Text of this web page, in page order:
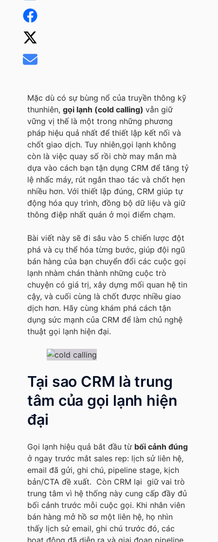
Mặc dù có sự bùng nổ của truyền thông kỹ
thunhiên, gọi lạnh (cold calling) vẫn giữ
vững vị thế là một trong những phương
pháp hiệu quả nhất để thiết lập kết nối và
chốt giao dịch. Tuy nhiên,gọi lạnh không
còn là việc quay số rồi chờ may mắn mà
dựa vào cách bạn tận dụng CRM để tăng tỷ
lệ nhấc máy, rút ngắn thao tác và chốt hẹn
nhiều hơn. Với thiết lập đúng, CRM giúp tự
động hóa quy trình, đồng bộ dữ liệu và giữ
thông điệp nhất quán ở mọi điểm chạm.
Bài viết này sẽ đi sâu vào 5 chiến lược đột
phá và cụ thể hóa từng bước, giúp đội ngũ
bán hàng của bạn chuyển đổi các cuộc gọi
lạnh nhàm chán thành những cuộc trò
chuyện có giá trị, xây dựng mối quan hệ tin
cậy, và cuối cùng là chốt được nhiều giao
dịch hơn. Hãy cùng khám phá cách tận
dụng sức mạnh của CRM để làm chủ nghệ
thuật gọi lạnh hiện đại.
Tại sao CRM là trung
tâm của gọi lạnh hiện
đại
Gọi lạnh hiệu quả bắt đầu từ bối cảnh đúng
ở ngay trước mắt sales rep: lịch sử liên hệ,
email đã gửi, ghi chú, pipeline stage, kịch
bản/CTA đề xuất. Còn CRM lại giữ vai trò
trung tâm vì hệ thống này cung cấp đầy đủ
bối cảnh trước mỗi cuộc gọi. Khi nhân viên
bán hàng mở hồ sơ một liên hệ, họ nhìn
thấy lịch sử email, ghi chú trước đó, các
hoạt động đã diễn ra và giai đoạn pipeline